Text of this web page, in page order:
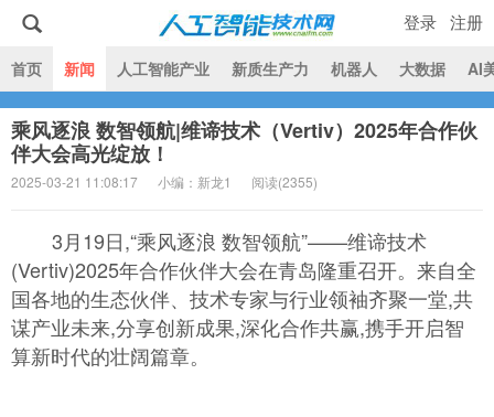
人工智能技术网
首页 新闻 人工智能产业 新质生产力 机器人 大数据 AI
登录 注册
乘风逐浪 数智领航|维谛技术（Vertiv）2025年合作伙
伴大会高光绽放！
2025-03-21 11:08:17 小编：新龙1 阅读(2355)
3月19日,“乘风逐浪 数智领航”——维谛技术
(Vertiv)2025年合作伙伴大会在青岛隆重召开。来自全
国各地的生态伙伴、技术专家与行业领袖齐聚一堂,共
谋产业未来,分享创新成果,深化合作共赢,携手开启智
算新时代的壮阔篇章。